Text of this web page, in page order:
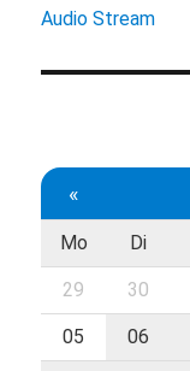
Audio Stream
«
Mo Di
29 30
05 06